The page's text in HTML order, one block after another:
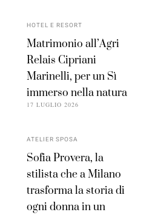
HOTEL E RESORT
Matrimonio all’Agri
Relais Cipriani
Marinelli, per un Sì
immerso nella natura
17 LUGLIO 2026
ATELIER SPOSA
Sofia Provera, la
stilista che a Milano
trasforma la storia di
ogni donna in un